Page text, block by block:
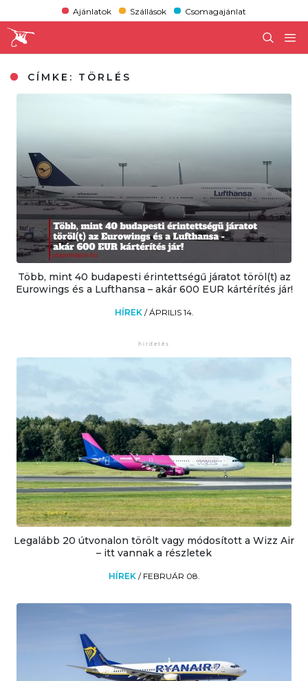
Ajánlatok Szállások Csomagajánlat
CÍMKE: TÖRLÉS
Több, mint 40 budapesti érintettségű járatot töröl(t) az
Eurowings és a Lufthansa – akár 600 EUR kártérítés jár!
HÍREK /ÁPRILIS 14.
Legalább 20 útvonalon törölt vagy módosított a Wizz Air
– itt vannak a részletek
HÍREK / FEBRUÁR 08.